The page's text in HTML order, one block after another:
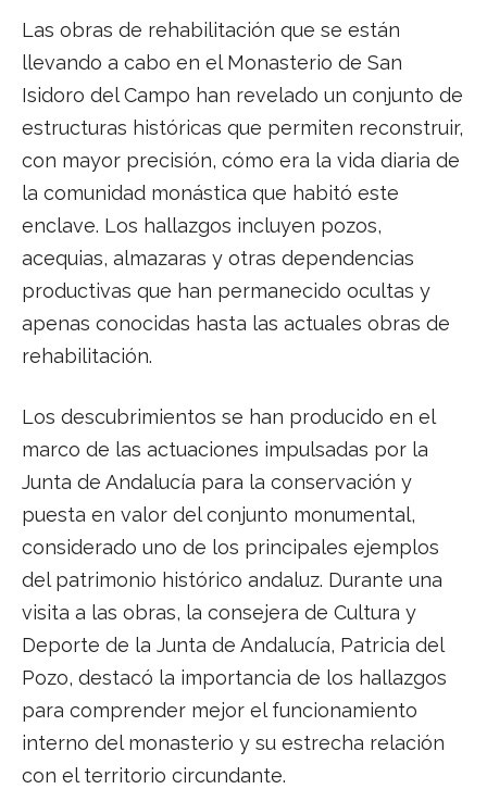
Las obras de rehabilitación que se están
llevando a cabo en el Monasterio de San
Isidoro del Campo han revelado un conjunto de
estructuras históricas que permiten reconstruir,
con mayor precisión, cómo era la vida diaria de
la comunidad monástica que habitó este
enclave. Los hallazgos incluyen pozos,
acequias, almazaras y otras dependencias
productivas que han permanecido ocultas y
apenas conocidas hasta las actuales obras de
rehabilitación.
Los descubrimientos se han producido en el
marco de las actuaciones impulsadas por la
Junta de Andalucía para la conservación y
puesta en valor del conjunto monumental,
considerado uno de los principales ejemplos
del patrimonio histórico andaluz. Durante una
visita a las obras, la consejera de Cultura y
Deporte de la Junta de Andalucía, Patricia del
Pozo, destacó la importancia de los hallazgos
para comprender mejor el funcionamiento
interno del monasterio y su estrecha relación
con el territorio circundante.